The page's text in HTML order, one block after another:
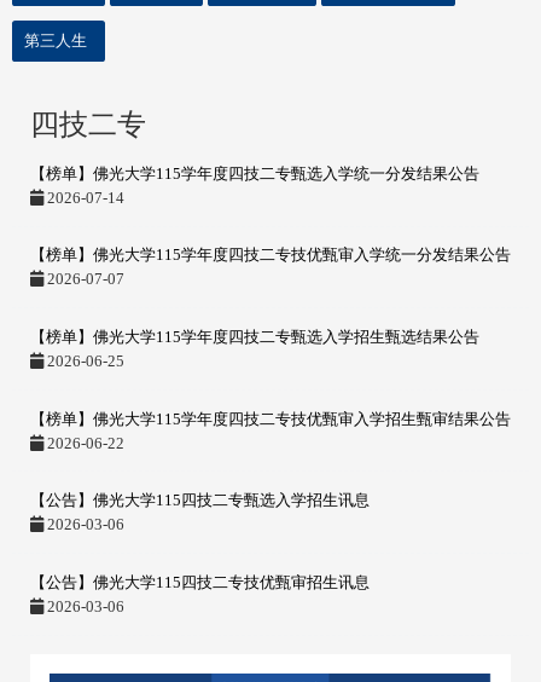
第三人生
四技二专
【榜单】佛光大学115学年度四技二专甄选入学统一分发结果公告
2026-07-14
【榜单】佛光大学115学年度四技二专技优甄审入学统一分发结果公告
2026-07-07
【榜单】佛光大学115学年度四技二专甄选入学招生甄选结果公告
2026-06-25
【榜单】佛光大学115学年度四技二专技优甄审入学招生甄审结果公告
2026-06-22
【公告】佛光大学115四技二专甄选入学招生讯息
2026-03-06
【公告】佛光大学115四技二专技优甄审招生讯息
2026-03-06